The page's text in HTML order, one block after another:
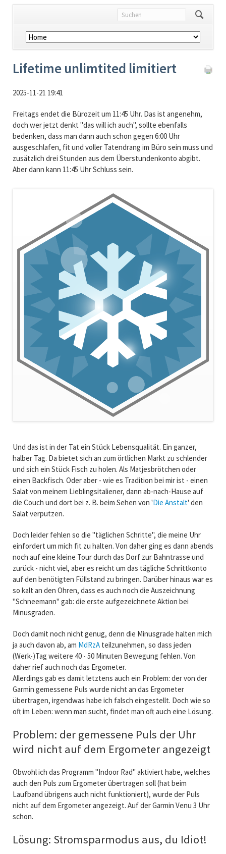
Navigation
überspringen
Lifetime unlimtited limitiert
2025-11-21 19:41
Freitags endet die Bürozeit um 11:45 Uhr. Das ist angenehm,
doch wer jetzt denkt "das will ich auch", sollte ebenfalls
bedenken, dass man dann auch schon gegen 6:00 Uhr
ausgeschlafen, fit und voller Tatendrang im Büro sein muss und
zusätzlich drei Stunden aus dem Überstundenkonto abgibt.
Aber dann kann 11:45 Uhr Schluss sein.
Und das ist in der Tat ein Stück Lebensqualität. Ein ganzer,
halber Tag. Da bietet sich an zum örtlichen Markt zu schlender
und sich ein Stück Fisch zu holen. Als Matjesbrötchen oder
einen Backfisch. Oder aber - wie es Tradition bei mir ist - einen
Salat von meinem Lieblingsitaliener, dann ab-nach-Hause auf
die Couch und dort bei z. B. beim Sehen von 'Die Anstalt' den
Salat verputzen.
Doch leider fehlen so die "täglichen Schritte", die meine Uhr
einfordert um mich fit zu halten. Von daher ging es dann abends
noch auf eine kleine Tour durch das Dorf zur Bahntrasse und
zurück - nicht viel, aber es reicht um das tägliche Schrittkonto
auf den benötigten Füllstand zu bringen. Darüber hinaus war es
so kalt an den Ohren, dass es auch noch die Auszeichnung
"Schneemann" gab: die erste aufgezeichnete Aktion bei
Minusgraden.
Doch damit noch nicht genug, denn die Minusgrade halten mich
ja auch davon ab, am MdRzAteilzunehmen, so dass jeden
(Werk-)Tag weitere 40 - 50 Minuten Bewegung fehlen. Von
daher rief auch noch das Ergometer.
Allerdings gab es damit letztens auch ein Problem: der von der
Garmin gemessene Puls wurde nicht an das Ergometer
übertragen, irgendwas habe ich falsch eingestellt. Doch wie so
oft im Leben: wenn man sucht, findet man oft auch eine Lösung.
Problem: der gemessene Puls der Uhr
wird nicht auf dem Ergometer angezeigt
Obwohl ich das Programm "Indoor Rad" aktiviert habe, welches
auch den Puls zum Ergometer übertragen soll (hat beim
Laufband übrigens auch nicht funktioniert), wurde der Puls
nicht auf dem Ergometer angezeigt. Auf der Garmin Venu 3 Uhr
schon.
Lösung: Stromsparmodus aus, du Idiot!